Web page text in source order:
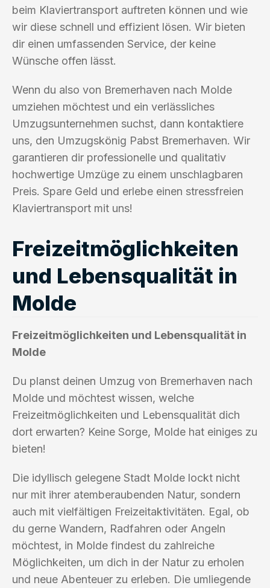
beim Klaviertransport auftreten können und wie
wir diese schnell und effizient lösen. Wir bieten
dir einen umfassenden Service, der keine
Wünsche offen lässt.
Wenn du also von Bremerhaven nach Molde
umziehen möchtest und ein verlässliches
Umzugsunternehmen suchst, dann kontaktiere
uns, den Umzugskönig Pabst Bremerhaven. Wir
garantieren dir professionelle und qualitativ
hochwertige Umzüge zu einem unschlagbaren
Preis. Spare Geld und erlebe einen stressfreien
Klaviertransport mit uns!
Freizeitmöglichkeiten
und Lebensqualität in
Molde
Freizeitmöglichkeiten und Lebensqualität in
Molde
Du planst deinen Umzug von Bremerhaven nach
Molde und möchtest wissen, welche
Freizeitmöglichkeiten und Lebensqualität dich
dort erwarten? Keine Sorge, Molde hat einiges zu
bieten!
Die idyllisch gelegene Stadt Molde lockt nicht
nur mit ihrer atemberaubenden Natur, sondern
auch mit vielfältigen Freizeitaktivitäten. Egal, ob
du gerne Wandern, Radfahren oder Angeln
möchtest, in Molde findest du zahlreiche
Möglichkeiten, um dich in der Natur zu erholen
und neue Abenteuer zu erleben. Die umliegende